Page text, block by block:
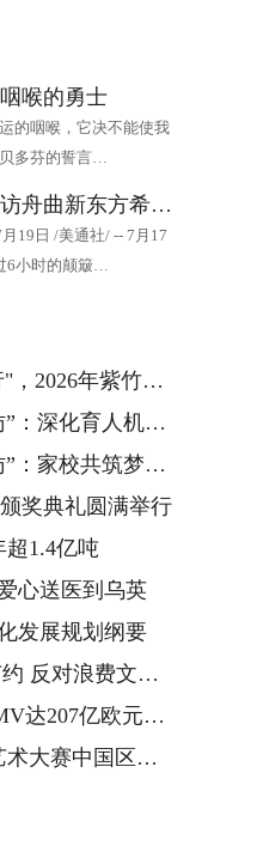
喉的勇士
的咽喉，它决不能使我
多芬的誓言…
俞敏洪回访舟曲新东方希望小学 十年持续帮扶为山区孩子点燃希望
19日 /美通社/ -- 7月17
6小时的颠簸…
春健康校园行在京启动
机制，凝聚家校合力
筑梦，师生连心访
奖典礼圆满举行
1.4亿吨
心送医到乌英
发展规划纲要
浪费文明新风尚
化优势驱动业绩增长与可持续转型
雀巢专业餐饮以品质护航赛事